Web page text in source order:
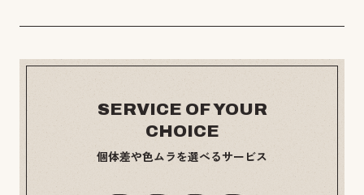
SERVICE OF YOUR
CHOICE
個体差や色ムラを選べるサービス